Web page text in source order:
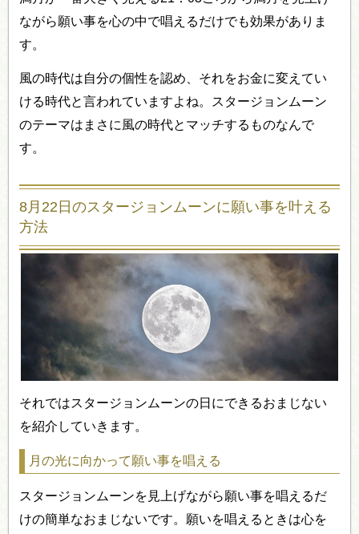
ながら願い事を心の中で唱えるだけでも効果がありま
す。
風の時代は自分の個性を認め、それをお金に変えてい
ける時代と言われていますよね。スタージョンムーン
のテーマはまさに風の時代とマッチするものなんで
す。
8月22日のスタージョンムーンに願い事を叶える
方法
それではスタージョンムーンの日にできるおまじない
を紹介していきます。
月の光に向かって願い事を唱える
スタージョンムーンを見上げながら願い事を唱えるだ
けの簡単なおまじないです。願いを唱えるときは心を